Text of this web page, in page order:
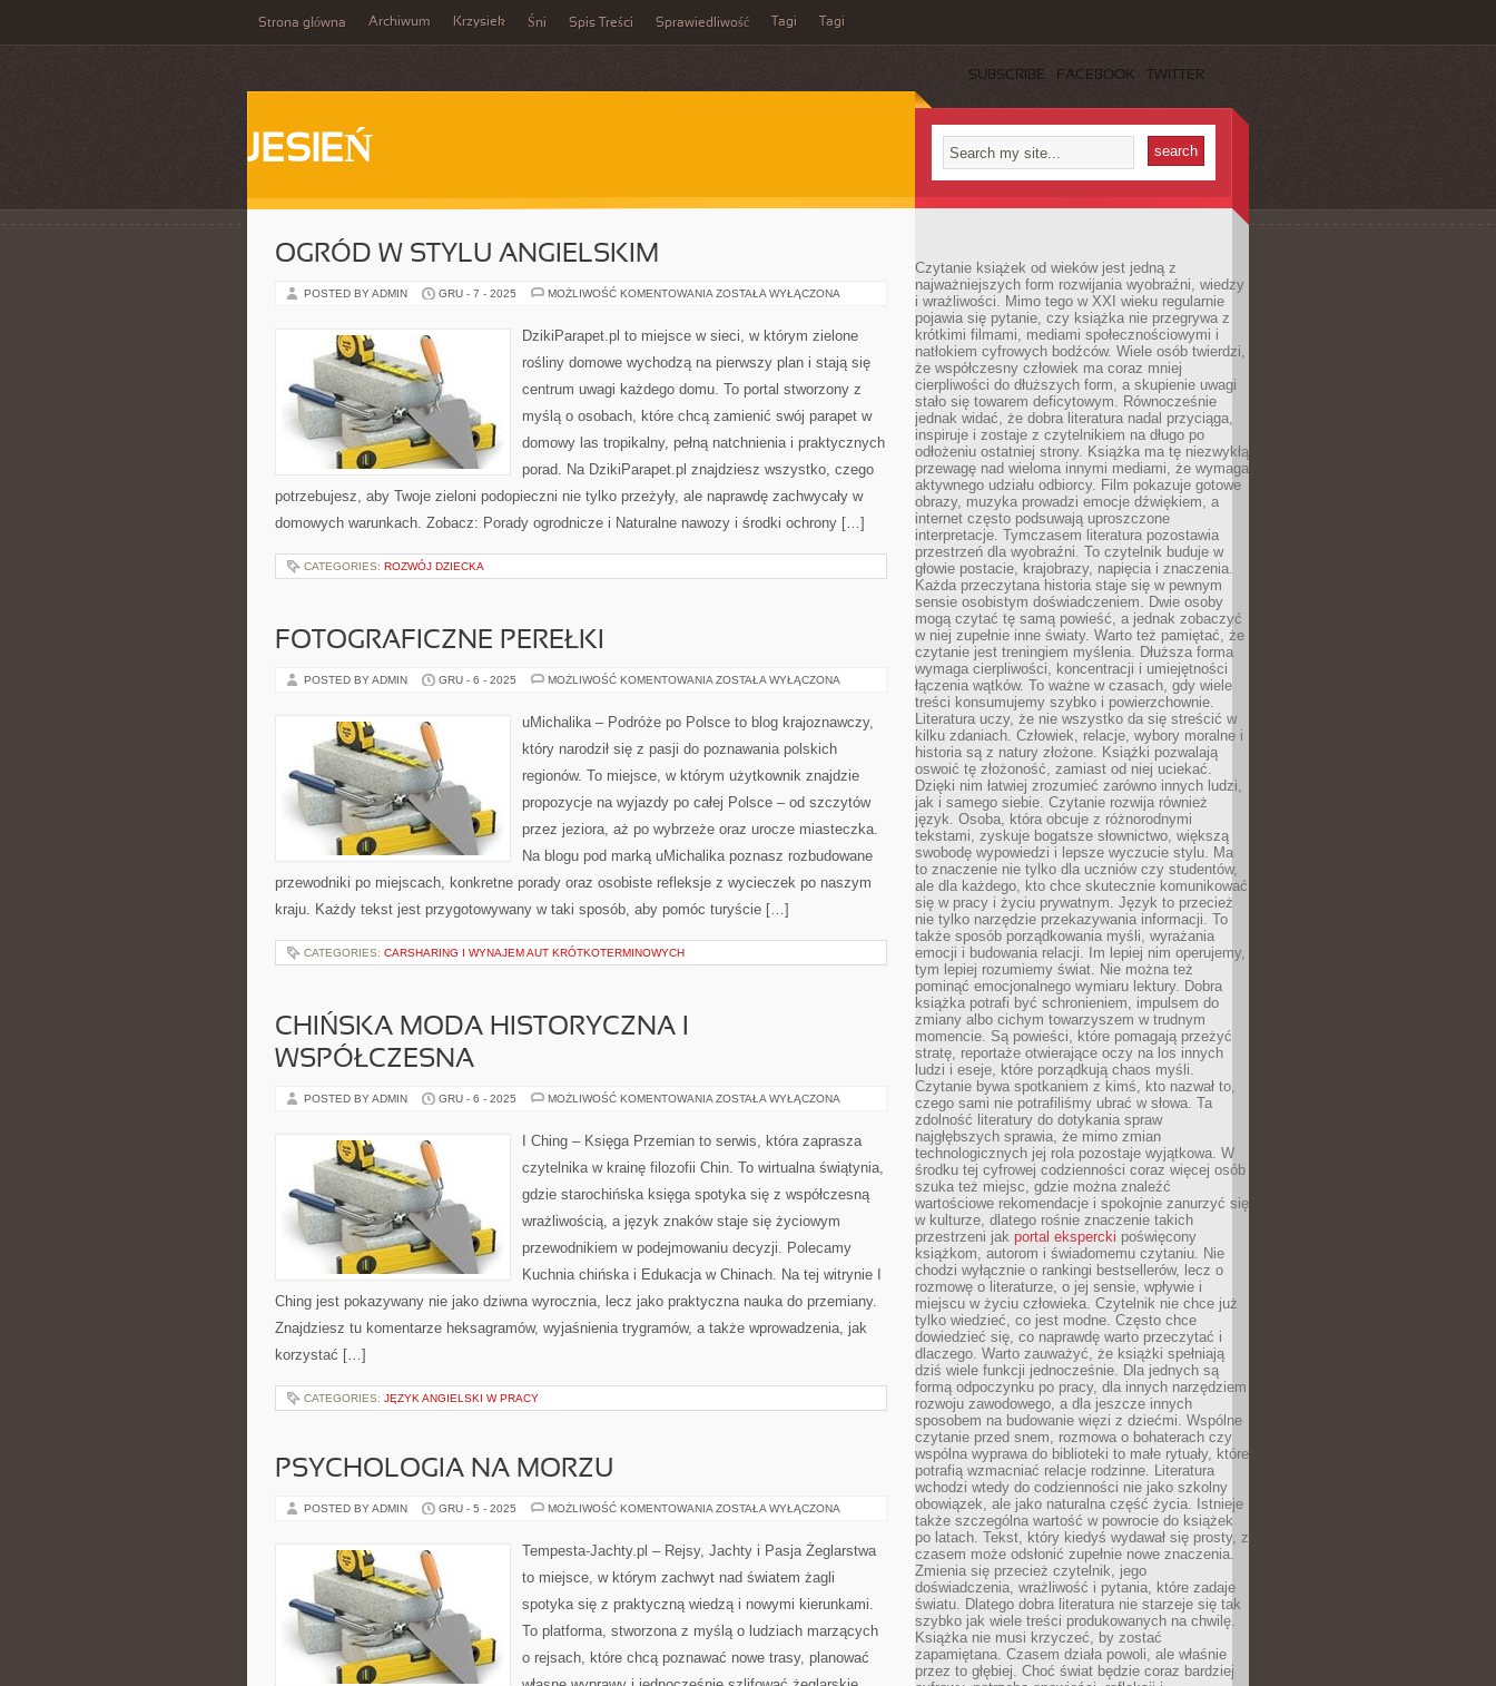
Strona główna Archiwum Krzysiek Śni Spis Treści Sprawiedliwość Tagi Tagi
SUBSCRIBE FACEBOOK TWITTER
JESIEŃ
OGRÓD W STYLU ANGIELSKIM
POSTED BY ADMIN GRU - 7 - 2025 MOŻLIWOŚĆ KOMENTOWANIA OGRÓD
ANGIELSKIM
ZOSTAŁA WYŁĄCZONA
DzikiParapet.pl to miejsce w sieci, w którym zielone
rośliny domowe wychodzą na pierwszy plan i stają się
centrum uwagi każdego domu. To portal stworzony z
myślą o osobach, które chcą zamienić swój parapet w
domowy las tropikalny, pełną natchnienia i praktycznych
porad. Na DzikiParapet.pl znajdziesz wszystko, czego
potrzebujesz, aby Twoje zieloni podopieczni nie tylko przeżyły, ale naprawdę zachwycały w
domowych warunkach. Zobacz: Porady ogrodnicze i Naturalne nawozy i środki ochrony […]
CATEGORIES: ROZWÓJ DZIECKA
FOTOGRAFICZNE PEREŁKI
POSTED BY ADMIN GRU - 6 - 2025 MOŻLIWOŚĆ KOMENTOWANIA FOTOGRAFICZNE
ZOSTAŁA WYŁĄCZONA
uMichalika – Podróże po Polsce to blog krajoznawczy,
który narodził się z pasji do poznawania polskich
regionów. To miejsce, w którym użytkownik znajdzie
propozycje na wyjazdy po całej Polsce – od szczytów
przez jeziora, aż po wybrzeże oraz urocze miasteczka.
Na blogu pod marką uMichalika poznasz rozbudowane
przewodniki po miejscach, konkretne porady oraz osobiste refleksje z wycieczek po naszym
kraju. Każdy tekst jest przygotowywany w taki sposób, aby pomóc turyście […]
CATEGORIES: CARSHARING I WYNAJEM AUT KRÓTKOTERMINOWYCH
CHIŃSKA MODA HISTORYCZNA I
WSPÓŁCZESNA
POSTED BY ADMIN GRU - 6 - 2025 MOŻLIWOŚĆ KOMENTOWANIA CHIŃSKA
WSPÓŁCZESNA
ZOSTAŁA WYŁĄCZONA
I Ching – Księga Przemian to serwis, która zaprasza
czytelnika w krainę filozofii Chin. To wirtualna świątynia,
gdzie starochińska księga spotyka się z współczesną
wrażliwością, a język znaków staje się życiowym
przewodnikiem w podejmowaniu decyzji. Polecamy
Kuchnia chińska i Edukacja w Chinach. Na tej witrynie I
Ching jest pokazywany nie jako dziwna wyrocznia, lecz jako praktyczna nauka do przemiany.
Znajdziesz tu komentarze heksagramów, wyjaśnienia trygramów, a także wprowadzenia, jak
korzystać […]
CATEGORIES: JĘZYK ANGIELSKI W PRACY
PSYCHOLOGIA NA MORZU
POSTED BY ADMIN GRU - 5 - 2025 MOŻLIWOŚĆ KOMENTOWANIA PSYCHOLOGIA
ZOSTAŁA WYŁĄCZONA
Tempesta-Jachty.pl – Rejsy, Jachty i Pasja Żeglarstwa
to miejsce, w którym zachwyt nad światem żagli
spotyka się z praktyczną wiedzą i nowymi kierunkami.
To platforma, stworzona z myślą o ludziach marzących
o rejsach, które chcą poznawać nowe trasy, planować
Czytanie książek od wieków jest jedną z
najważniejszych form rozwijania wyobraźni, wiedzy
i wrażliwości. Mimo tego w XXI wieku regularnie
pojawia się pytanie, czy książka nie przegrywa z
krótkimi filmami, mediami społecznościowymi i
natłokiem cyfrowych bodźców. Wiele osób twierdzi,
że współczesny człowiek ma coraz mniej
cierpliwości do dłuższych form, a skupienie uwagi
stało się towarem deficytowym. Równocześnie
jednak widać, że dobra literatura nadal przyciąga,
inspiruje i zostaje z czytelnikiem na długo po
odłożeniu ostatniej strony. Książka ma tę niezwykłą
przewagę nad wieloma innymi mediami, że wymaga
aktywnego udziału odbiorcy. Film pokazuje gotowe
obrazy, muzyka prowadzi emocje dźwiękiem, a
internet często podsuwają uproszczone
interpretacje. Tymczasem literatura pozostawia
przestrzeń dla wyobraźni. To czytelnik buduje w
głowie postacie, krajobrazy, napięcia i znaczenia.
Każda przeczytana historia staje się w pewnym
sensie osobistym doświadczeniem. Dwie osoby
mogą czytać tę samą powieść, a jednak zobaczyć
w niej zupełnie inne światy. Warto też pamiętać, że
czytanie jest treningiem myślenia. Dłuższa forma
wymaga cierpliwości, koncentracji i umiejętności
łączenia wątków. To ważne w czasach, gdy wiele
treści konsumujemy szybko i powierzchownie.
Literatura uczy, że nie wszystko da się streścić w
kilku zdaniach. Człowiek, relacje, wybory moralne i
historia są z natury złożone. Książki pozwalają
oswoić tę złożoność, zamiast od niej uciekać.
Dzięki nim łatwiej zrozumieć zarówno innych ludzi,
jak i samego siebie. Czytanie rozwija również
język. Osoba, która obcuje z różnorodnymi
tekstami, zyskuje bogatsze słownictwo, większą
swobodę wypowiedzi i lepsze wyczucie stylu. Ma
to znaczenie nie tylko dla uczniów czy studentów,
ale dla każdego, kto chce skutecznie komunikować
się w pracy i życiu prywatnym. Język to przecież
nie tylko narzędzie przekazywania informacji. To
także sposób porządkowania myśli, wyrażania
emocji i budowania relacji. Im lepiej nim operujemy,
tym lepiej rozumiemy świat. Nie można też
pominąć emocjonalnego wymiaru lektury. Dobra
książka potrafi być schronieniem, impulsem do
zmiany albo cichym towarzyszem w trudnym
momencie. Są powieści, które pomagają przeżyć
stratę, reportaże otwierające oczy na los innych
ludzi i eseje, które porządkują chaos myśli.
Czytanie bywa spotkaniem z kimś, kto nazwał to,
czego sami nie potrafiliśmy ubrać w słowa. Ta
zdolność literatury do dotykania spraw
najgłębszych sprawia, że mimo zmian
technologicznych jej rola pozostaje wyjątkowa. W
środku tej cyfrowej codzienności coraz więcej osób
szuka też miejsc, gdzie można znaleźć
wartościowe rekomendacje i spokojnie zanurzyć się
w kulturze, dlatego rośnie znaczenie takich
przestrzeni jak portal ekspercki poświęcony
książkom, autorom i świadomemu czytaniu. Nie
chodzi wyłącznie o rankingi bestsellerów, lecz o
rozmowę o literaturze, o jej sensie, wpływie i
miejscu w życiu człowieka. Czytelnik nie chce już
tylko wiedzieć, co jest modne. Często chce
dowiedzieć się, co naprawdę warto przeczytać i
dlaczego. Warto zauważyć, że książki spełniają
dziś wiele funkcji jednocześnie. Dla jednych są
formą odpoczynku po pracy, dla innych narzędziem
rozwoju zawodowego, a dla jeszcze innych
sposobem na budowanie więzi z dziećmi. Wspólne
czytanie przed snem, rozmowa o bohaterach czy
wspólna wyprawa do biblioteki to małe rytuały, które
potrafią wzmacniać relacje rodzinne. Literatura
wchodzi wtedy do codzienności nie jako szkolny
obowiązek, ale jako naturalna część życia. Istnieje
także szczególna wartość w powrocie do książek
po latach. Tekst, który kiedyś wydawał się prosty, z
czasem może odsłonić zupełnie nowe znaczenia.
Zmienia się przecież czytelnik, jego
doświadczenia, wrażliwość i pytania, które zadaje
światu. Dlatego dobra literatura nie starzeje się tak
szybko jak wiele treści produkowanych na chwilę.
Książka nie musi krzyczeć, by zostać
zapamiętana. Czasem działa powoli, ale właśnie
przez to głębiej. Choć świat będzie coraz bardziej